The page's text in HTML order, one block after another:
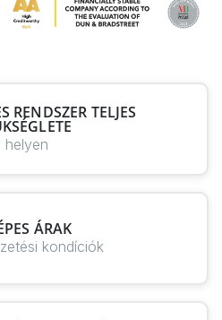
RENDSZER TELJES
helyen
ÁRAK
kondíciók